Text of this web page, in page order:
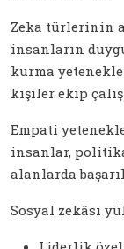
Zeka türlerinin
insanların
kurma
kişiler ekip
Empati
insanlar,
alanlarda
Sosyal zekâsı